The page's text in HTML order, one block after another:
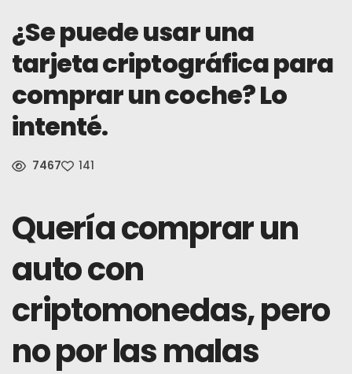
Español (México)
¿Se puede usar una
tarjeta criptográfica para
comprar un coche? Lo
intenté.
7467 141
Quería comprar un
auto con
criptomonedas, pero
no por las malas